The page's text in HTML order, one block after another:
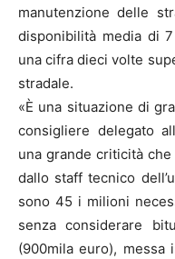
manutenzione delle
disponibilità media di
una cifra dieci volte
stradale.
«È una situazione di
consigliere delegato
una grande criticità
dallo staff tecnico
sono 45 i milioni
senza considerare
(900mila euro),